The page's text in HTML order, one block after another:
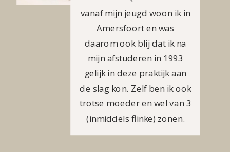
vanaf mijn jeugd woon ik in
Amersfoort en was
daarom ook blij dat ik na
mijn afstuderen in 1993
gelijk in deze praktijk aan
de slag kon. Zelf ben ik ook
trotse moeder en wel van 3
(inmiddels flinke) zonen.